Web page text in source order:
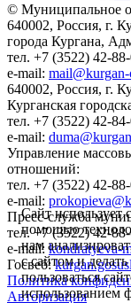
© Муниципальное
640002, Россия, г.
города Кургана,
тел. +7 (3522) 42-
e-mail:
640002, Россия, г.
Курганская
тел. +7 (3522) 42-
e-mail:
Управление
отношений:
тел. +7 (3522) 42-
e-mail:
Пресс-служба
тел. +7 (3522) 42-
e-mail:kondratyeva-
Госвеб:
Политика
Авторизация
Сайт использует
помощью
нам
с сайтом и
пользоваться
использованием